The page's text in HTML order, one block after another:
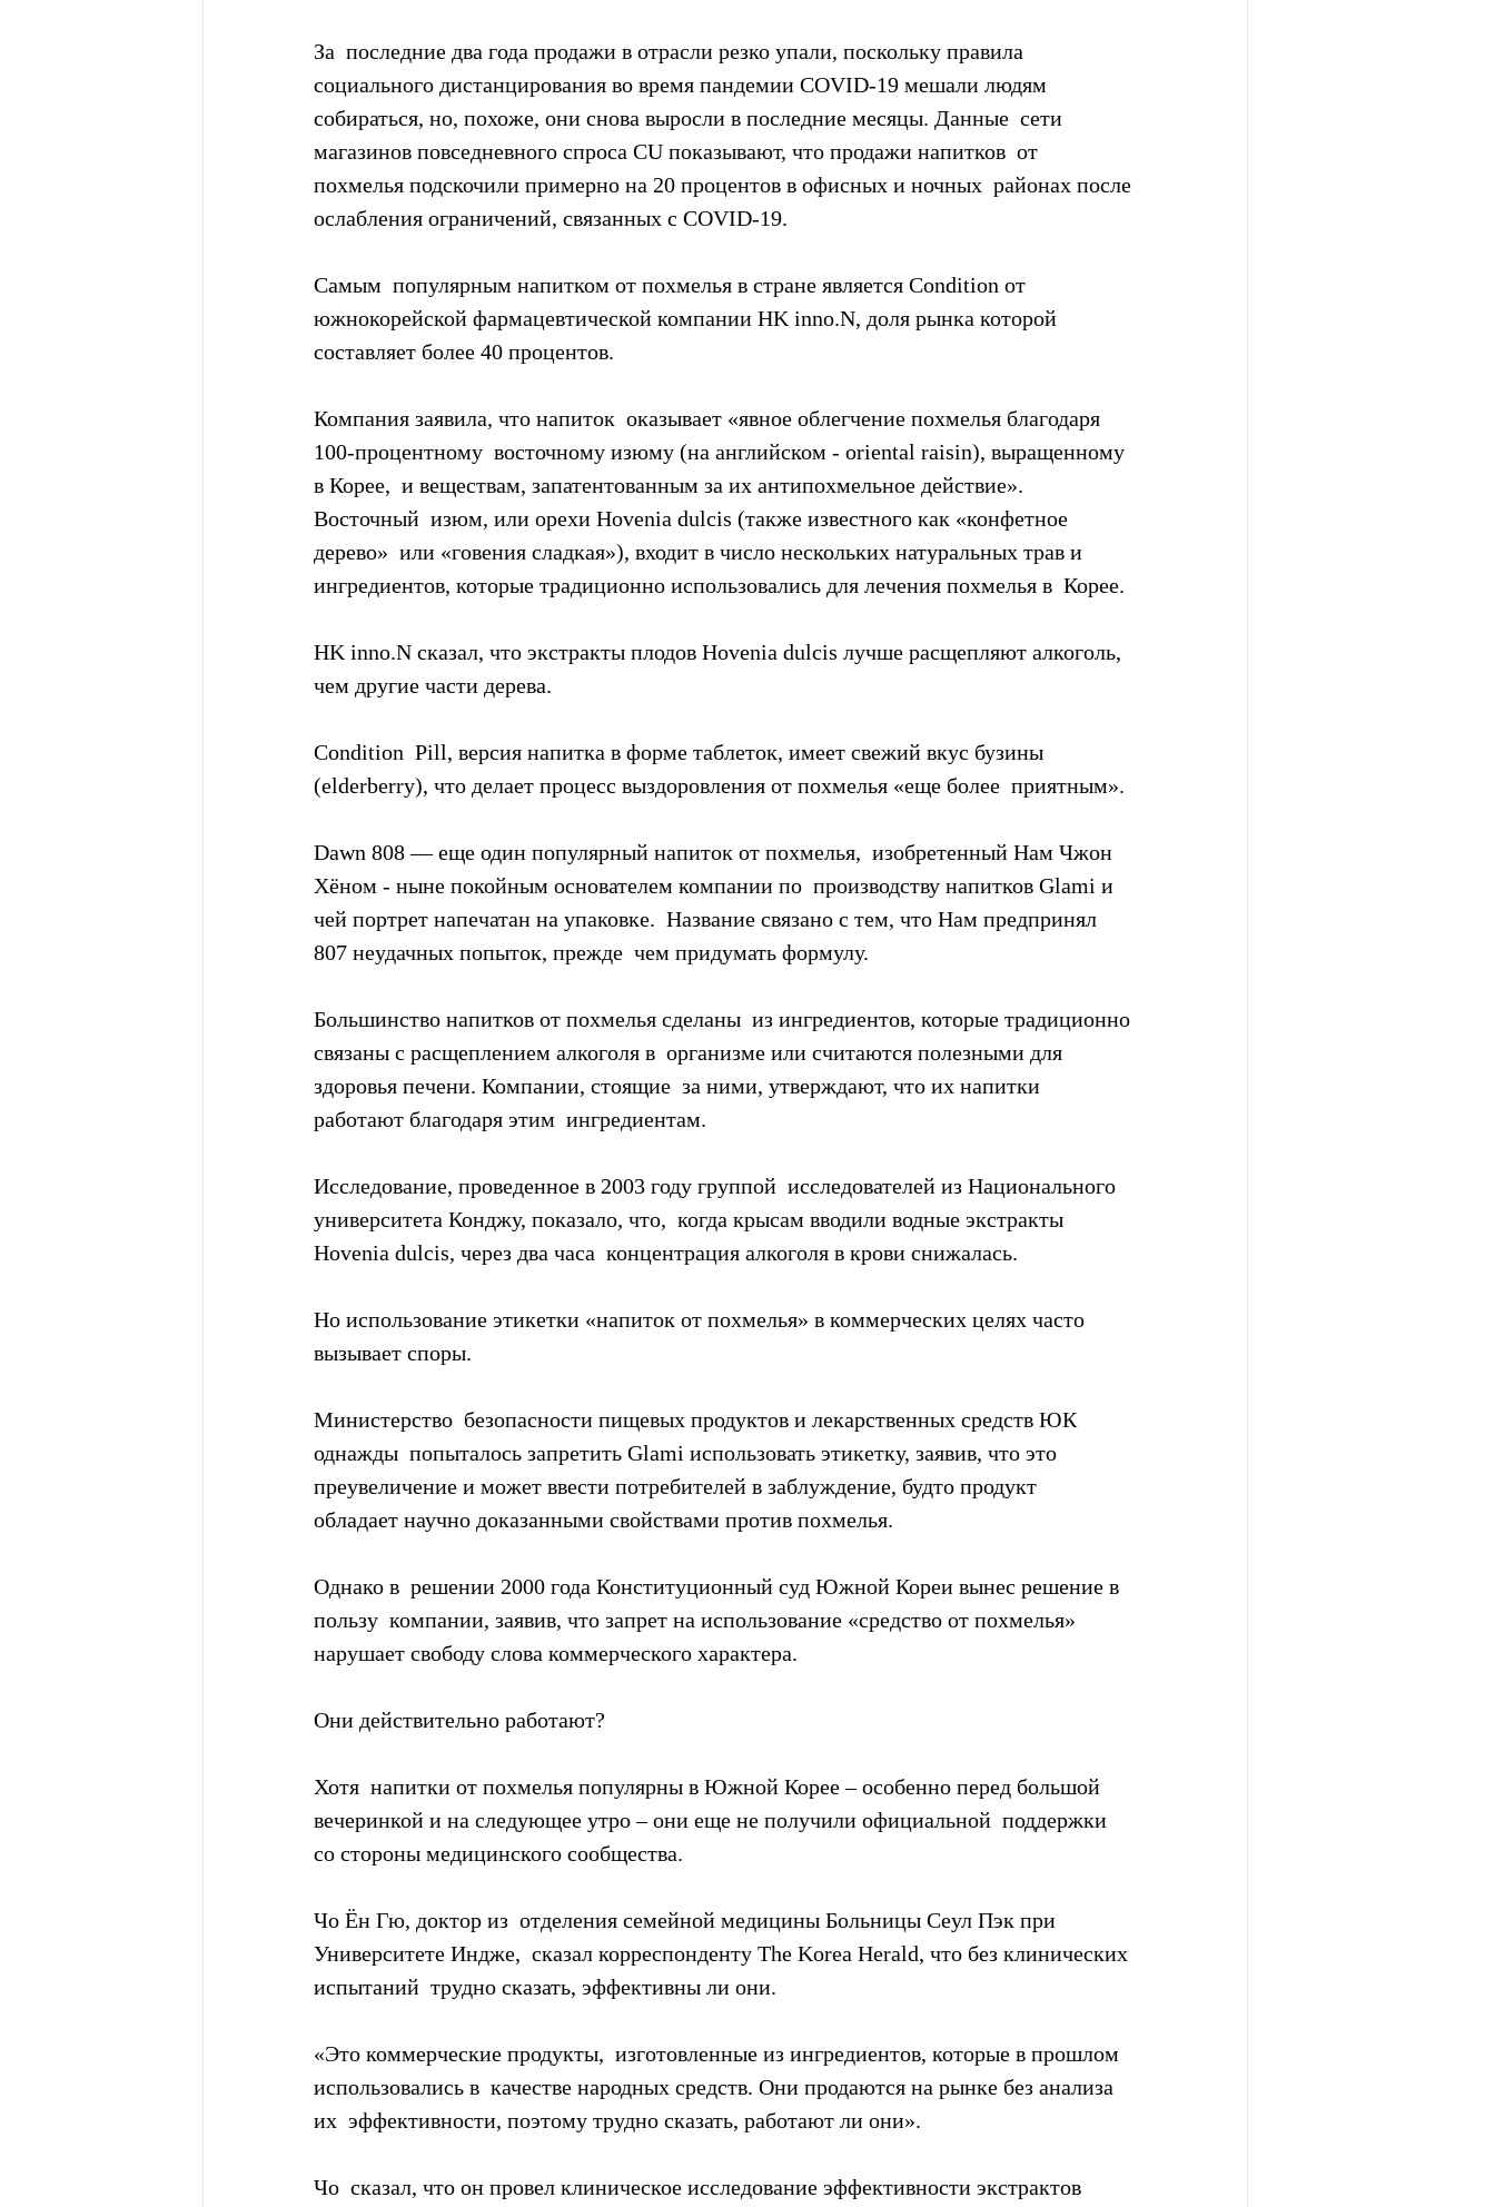
За  последние два года продажи в отрасли резко упали, поскольку правила
социального дистанцирования во время пандемии COVID-19 мешали людям
собираться, но, похоже, они снова выросли в последние месяцы. Данные  сети
магазинов повседневного спроса CU показывают, что продажи напитков  от
похмелья подскочили примерно на 20 процентов в офисных и ночных  районах после
ослабления ограничений, связанных с COVID-19.
Самым  популярным напитком от похмелья в стране является Condition от
южнокорейской фармацевтической компании HK inno.N, доля рынка которой
составляет более 40 процентов.
Компания заявила, что напиток  оказывает «явное облегчение похмелья благодаря
100-процентному  восточному изюму (на английском - oriental raisin), выращенному
в Корее,  и веществам, запатентованным за их антипохмельное действие».
Восточный  изюм, или орехи Hovenia dulcis (также известного как «конфетное
дерево»  или «говения сладкая»), входит в число нескольких натуральных трав и
ингредиентов, которые традиционно использовались для лечения похмелья в  Корее.
HK inno.N сказал, что экстракты плодов Hovenia dulcis лучше расщепляют алкоголь,
чем другие части дерева.
Condition  Pill, версия напитка в форме таблеток, имеет свежий вкус бузины
(elderberry), что делает процесс выздоровления от похмелья «еще более  приятным».
Dawn 808 — еще один популярный напиток от похмелья,  изобретенный Нам Чжон
Хёном - ныне покойным основателем компании по  производству напитков Glami и
чей портрет напечатан на упаковке.  Название связано с тем, что Нам предпринял
807 неудачных попыток, прежде  чем придумать формулу.
Большинство напитков от похмелья сделаны  из ингредиентов, которые традиционно
связаны с расщеплением алкоголя в  организме или считаются полезными для
здоровья печени. Компании, стоящие  за ними, утверждают, что их напитки
работают благодаря этим  ингредиентам.
Исследование, проведенное в 2003 году группой  исследователей из Национального
университета Конджу, показало, что,  когда крысам вводили водные экстракты
Hovenia dulcis, через два часа  концентрация алкоголя в крови снижалась.
Но использование этикетки «напиток от похмелья» в коммерческих целях часто
вызывает споры.
Министерство  безопасности пищевых продуктов и лекарственных средств ЮК
однажды  попыталось запретить Glami использовать этикетку, заявив, что это
преувеличение и может ввести потребителей в заблуждение, будто продукт
обладает научно доказанными свойствами против похмелья.
Однако в  решении 2000 года Конституционный суд Южной Кореи вынес решение в
пользу  компании, заявив, что запрет на использование «средство от похмелья»
нарушает свободу слова коммерческого характера.
Они действительно работают?
Хотя  напитки от похмелья популярны в Южной Корее – особенно перед большой
вечеринкой и на следующее утро – они еще не получили официальной  поддержки
со стороны медицинского сообщества.
Чо Ён Гю, доктор из  отделения семейной медицины Больницы Сеул Пэк при
Университете Индже,  сказал корреспонденту The Korea Herald, что без клинических
испытаний  трудно сказать, эффективны ли они.
«Это коммерческие продукты,  изготовленные из ингредиентов, которые в прошлом
использовались в  качестве народных средств. Они продаются на рынке без анализа
их  эффективности, поэтому трудно сказать, работают ли они».
Чо  сказал, что он провел клиническое исследование эффективности экстрактов